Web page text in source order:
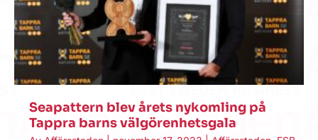
Seapattern blev årets nykomling på
Tappra barns välgörenhetsgala